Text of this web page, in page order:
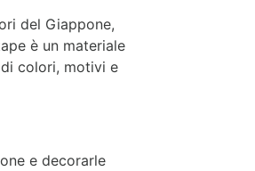
del Giappone,
è un materiale
colori, motivi e
e decorarle